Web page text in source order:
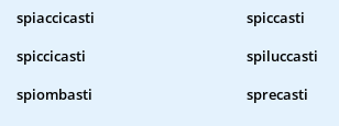
spiaccicasti
spiccasti
spiccicasti
spiluccasti
spiombasti
sprecasti